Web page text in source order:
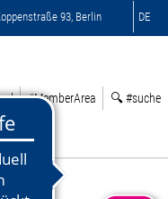
93, Berlin DE
#MemberArea 🔍 #suche